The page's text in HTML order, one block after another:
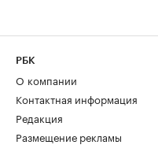
РБК
О компании
Контактная информация
Редакция
Размещение рекламы